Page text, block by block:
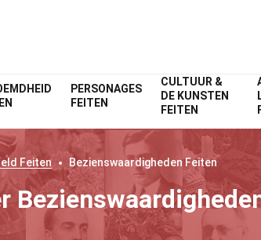
PERSONAGES
FEITEN
CULTUUR &
DE KUNSTEN
FEITEN
Feiten BezienswaardighedenFeiten